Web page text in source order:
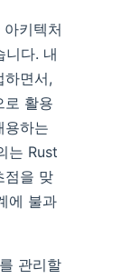
키텍처
니다. 내
하면서,
로 활용
용하는
는 Rust
점을 맞
에 불과
관리할